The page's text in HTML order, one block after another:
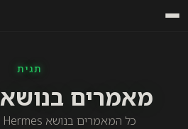
תגית
מאמרים בנושא Hermes
כל המאמרים בנושא Hermes בבלוג של אבי לוי.